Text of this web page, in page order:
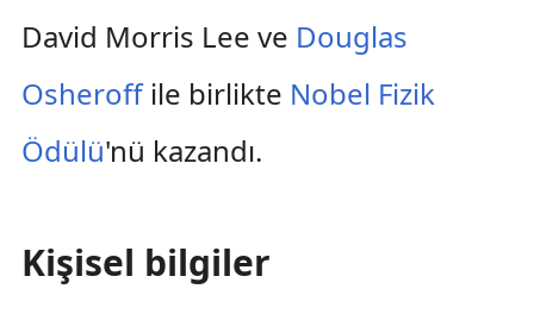
David Morris Lee ve Douglas
Osheroffile birlikte Nobel Fizik
Ödülü'nü kazandı.
Kişisel bilgiler